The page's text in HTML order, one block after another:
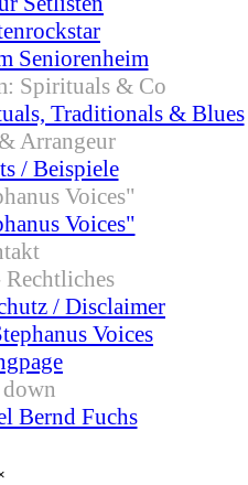
Seniorenheim
Spirituals & Co
Traditionals & Blues
Arrangeur▼
/ Beispiele
Voices"
Voices"
/ Disclaimer
Voices